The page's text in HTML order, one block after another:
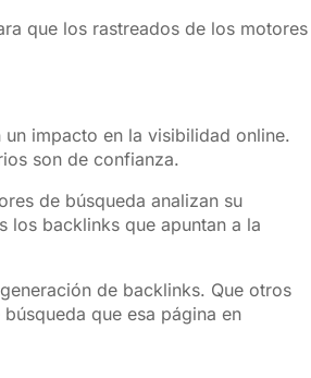
que los rastreados de los motores
impacto en la visibilidad online.
son de confianza.
de búsqueda analizan su
los backlinks que apuntan a la
de backlinks. Que otros
que esa página en